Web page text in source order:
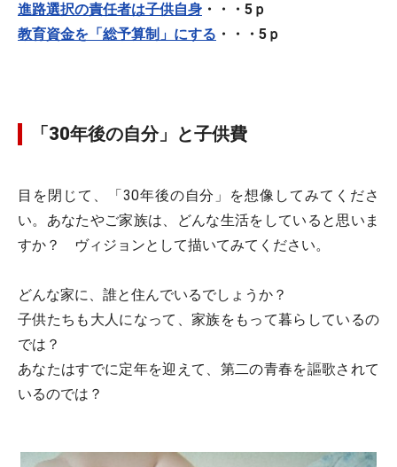
進路選択の責任者は子供自身 ・・・5ｐ
教育資金を「総予算制」にする ・・・5ｐ
「30年後の自分」と子供費
目を閉じて、「30年後の自分」を想像してみてくださ
い。あなたやご家族は、どんな生活をしていると思いま
すか？ ヴィジョンとして描いてみてください。
どんな家に、誰と住んでいるでしょうか？
子供たちも大人になって、家族をもって暮らしているの
では？
あなたはすでに定年を迎えて、第二の青春を謳歌されて
いるのでは？